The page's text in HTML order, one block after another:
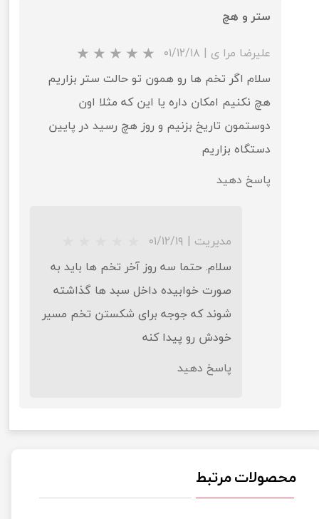
★
★★
ستر و هچ
علیرضا مرا ی | ۰۱/۱۲/۱۸
سلام اگر تخم ها رو همون تو حالت ستر بزاریم
هچ نکنیم امکان داره یا این که مثلا اون
دوستمون تاریخ بزنیم و روز هچ رسید در پایین
دستگاه بزاریم
پاسخ دهید
مدیریت | ۰۱/۱۲/۱۹
سلام. حتما سه روز آخر تخم ها باید به
صورت خوابیده داخل سبد ها گذاشته
شوند که جوجه برای شکستن تخم مسیر
خودش رو پیدا کنه
پاسخ دهید
محصولات مرتبط